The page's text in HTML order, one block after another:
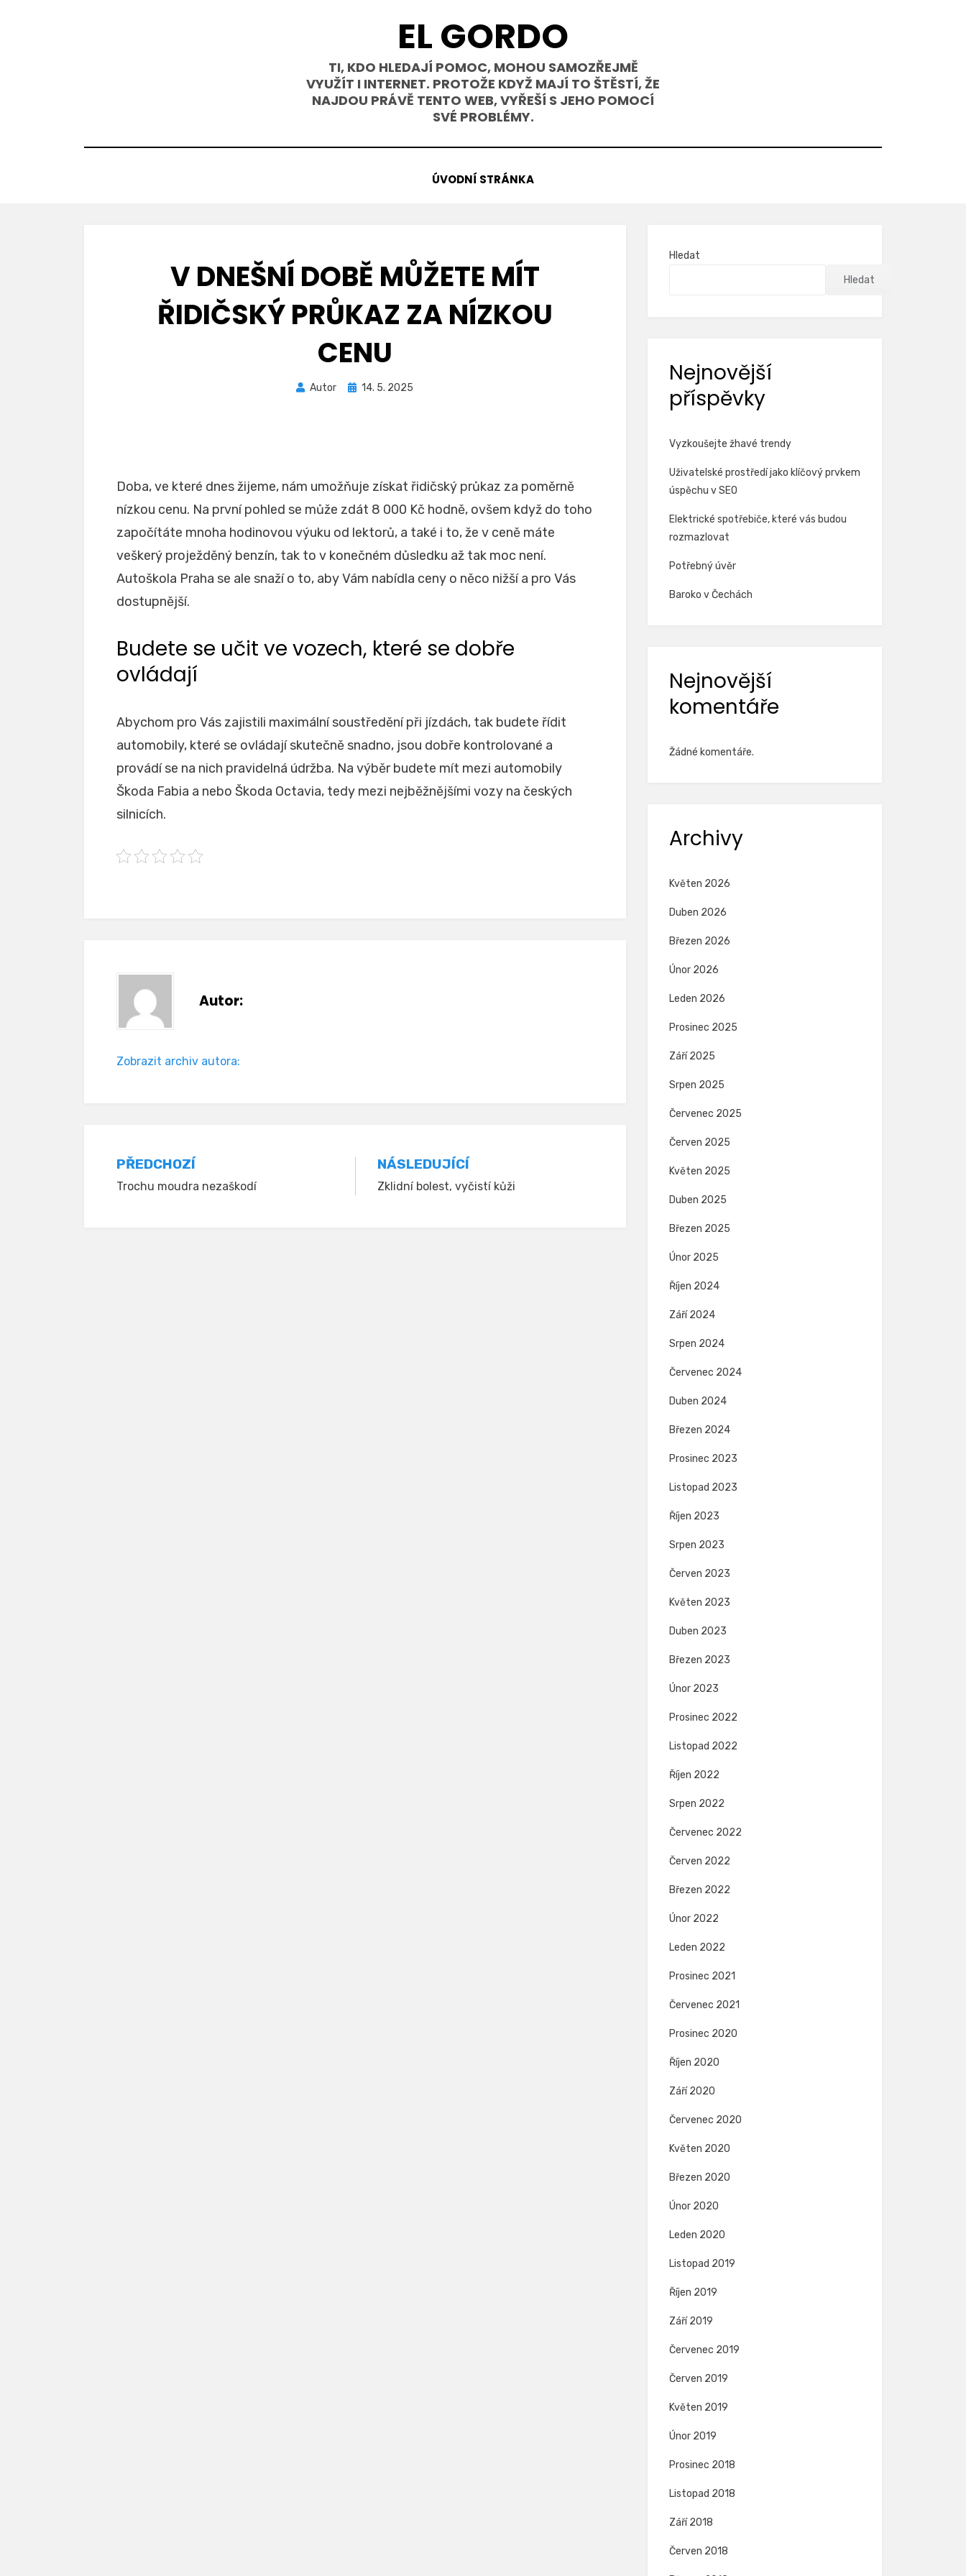
EL GORDO
TI, KDO HLEDAJÍ POMOC, MOHOU SAMOZŘEJMĚ
VYUŽÍT I INTERNET. PROTOŽE KDYŽ MAJÍ TO ŠTĚSTÍ, ŽE
NAJDOU PRÁVĚ TENTO WEB, VYŘEŠÍ S JEHO POMOCÍ
SVÉ PROBLÉMY.
ÚVODNÍ STRÁNKA
V DNEŠNÍ DOBĚ MŮŽETE MÍT
ŘIDIČSKÝ PRŮKAZ ZA NÍZKOU
CENU
Autor
Zveřejněno
14. 5. 2025
Doba, ve které dnes žijeme, nám umožňuje získat řidičský průkaz za poměrně
nízkou cenu. Na první pohled se může zdát 8 000 Kč hodně, ovšem když do toho
započítáte mnoha hodinovou výuku od lektorů, a také i to, že v ceně máte
veškerý proježděný benzín, tak to v konečném důsledku až tak moc není.
Autoškola Praha se ale snaží o to, aby Vám nabídla ceny o něco nižší a pro Vás
dostupnější.
Budete se učit ve vozech, které se dobře
ovládají
Abychom pro Vás zajistili maximální soustředění při jízdách, tak budete řídit
automobily, které se ovládají skutečně snadno, jsou dobře kontrolované a
provádí se na nich pravidelná údržba. Na výběr budete mít mezi automobily
Škoda Fabia a nebo Škoda Octavia, tedy mezi nejběžnějšími vozy na českých
silnicích.
Autor:
Zobrazit archiv autora:
Navigace
pro
PŘEDCHOZÍ
Trochu moudra nezaškodí
NÁSLEDUJÍCÍ
Zklidní bolest, vyčistí kůži
Hledat
Hledat
Nejnovější
příspěvky
Vyzkoušejte žhavé trendy
Uživatelské prostředí jako klíčový prvkem
úspěchu v SEO
Elektrické spotřebiče, které vás budou
rozmazlovat
Potřebný úvěr
Baroko v Čechách
Nejnovější
komentáře
Žádné komentáře.
Archivy
Květen 2026
Duben 2026
Březen 2026
Únor 2026
Leden 2026
Prosinec 2025
Září 2025
Srpen 2025
Červenec 2025
Červen 2025
Květen 2025
Duben 2025
Březen 2025
Únor 2025
Říjen 2024
Září 2024
Srpen 2024
Červenec 2024
Duben 2024
Březen 2024
Prosinec 2023
Listopad 2023
Říjen 2023
Srpen 2023
Červen 2023
Květen 2023
Duben 2023
Březen 2023
Únor 2023
Prosinec 2022
Listopad 2022
Říjen 2022
Srpen 2022
Červenec 2022
Červen 2022
Březen 2022
Únor 2022
Leden 2022
Prosinec 2021
Červenec 2021
Prosinec 2020
Říjen 2020
Září 2020
Červenec 2020
Květen 2020
Březen 2020
Únor 2020
Leden 2020
Listopad 2019
Říjen 2019
Září 2019
Červenec 2019
Červen 2019
Květen 2019
Únor 2019
Prosinec 2018
Listopad 2018
Září 2018
Červen 2018